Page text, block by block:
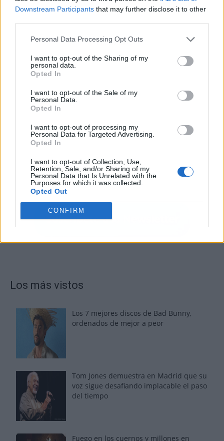
Downstream Participants that may further disclose it to other
Personal Data Processing Opt Outs
I want to opt-out of the Sharing of my
personal data.
Opted In
I want to opt-out of the Sale of my
Personal Data.
Opted In
I want to opt-out of processing my
Personal Data for Targeted Advertising.
Opted In
I want to opt-out of Collection, Use,
Retention, Sale, and/or Sharing of my
Personal Data that Is Unrelated with the
Purposes for which it was collected.
Opted Out
CONFIRM
Publicidad
Los más vistos
Los 7 mejores discos de Bad Bunny,
ordenados de mejor a peor
Tom Jones demuestra en Madrid que su
voz sigue desafiando implacable el paso
del tiempo
Fuego en los cuernos y millones en